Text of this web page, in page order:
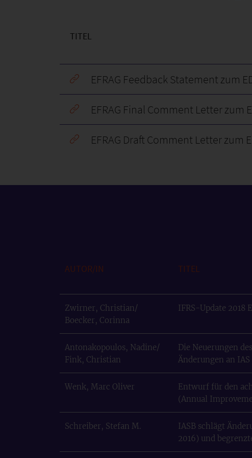
TITEL
EFRAG Feedback Statement zum
EFRAG Final Comment Letter zum
EFRAG Draft Comment Letter zum
AUTOR/IN TITEL
Zwirner, Christian/
Boecker, Corinna
IFRS-Update 2018
Antonakopoulos, Nadine/
Fink, Christian
Die Neuerungen
Änderungen an IAS
Wenk, Marc Oliver
Entwurf für den
(Annual
Schreiber, Stefan M.
IASB schlägt
2016) und